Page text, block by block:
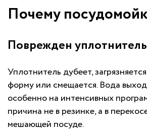
Почему
Поврежден
Уплотнитель дубеет,
форму или смещается. Вода
особенно на интенсивных
причина не в резинке, а в
мешающей посуде.